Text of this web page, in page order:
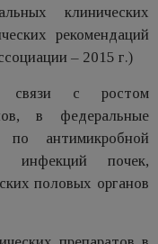
клинических
рекомендаций
– 2015 г.)
связи с ростом
в федеральные
по антимикробной
инфекций почек,
половых органов